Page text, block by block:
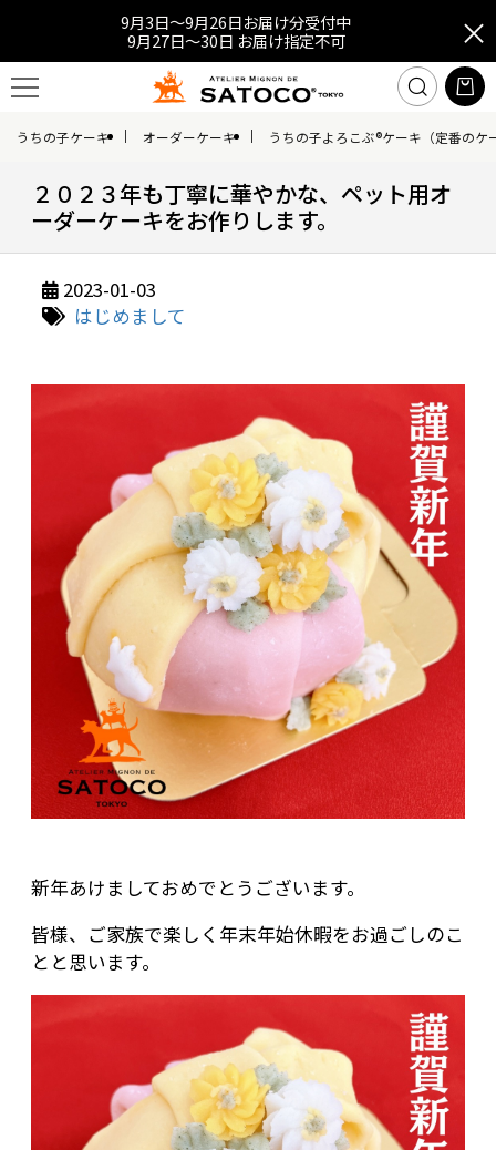
9月3日～9月26日お届け分受付中
9月27日～30日 お届け指定不可
うちの子ケーキ オーダーケーキ うちの子よろこぶ®ケーキ（定番のケ
２０２３年も丁寧に華やかな、ペット用オ
ーダーケーキをお作りします。
2023-01-03
はじめまして
新年あけましておめでとうございます。
皆様、ご家族で楽しく年末年始休暇をお過ごしのこ
とと思います。